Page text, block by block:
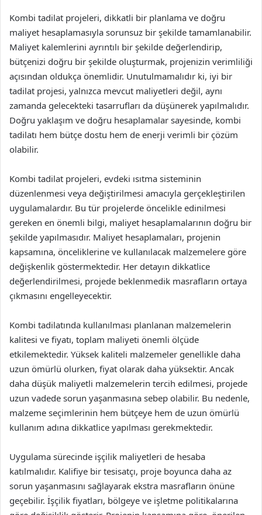
Kombi tadilat projeleri, dikkatli bir planlama ve doğru
maliyet hesaplamasıyla sorunsuz bir şekilde tamamlanabilir.
Maliyet kalemlerini ayrıntılı bir şekilde değerlendirip,
bütçenizi doğru bir şekilde oluşturmak, projenizin verimliliği
açısından oldukça önemlidir. Unutulmamalıdır ki, iyi bir
tadilat projesi, yalnızca mevcut maliyetleri değil, aynı
zamanda gelecekteki tasarrufları da düşünerek yapılmalıdır.
Doğru yaklaşım ve doğru hesaplamalar sayesinde, kombi
tadilatı hem bütçe dostu hem de enerji verimli bir çözüm
olabilir.
Kombi tadilat projeleri, evdeki ısıtma sisteminin
düzenlenmesi veya değiştirilmesi amacıyla gerçekleştirilen
uygulamalardır. Bu tür projelerde öncelikle edinilmesi
gereken en önemli bilgi, maliyet hesaplamalarının doğru bir
şekilde yapılmasıdır. Maliyet hesaplamaları, projenin
kapsamına, önceliklerine ve kullanılacak malzemelere göre
değişkenlik göstermektedir. Her detayın dikkatlice
değerlendirilmesi, projede beklenmedik masrafların ortaya
çıkmasını engelleyecektir.
Kombi tadilatında kullanılması planlanan malzemelerin
kalitesi ve fiyatı, toplam maliyeti önemli ölçüde
etkilemektedir. Yüksek kaliteli malzemeler genellikle daha
uzun ömürlü olurken, fiyat olarak daha yüksektir. Ancak
daha düşük maliyetli malzemelerin tercih edilmesi, projede
uzun vadede sorun yaşanmasına sebep olabilir. Bu nedenle,
malzeme seçimlerinin hem bütçeye hem de uzun ömürlü
kullanım adına dikkatlice yapılması gerekmektedir.
Uygulama sürecinde işçilik maliyetleri de hesaba
katılmalıdır. Kalifiye bir tesisatçı, proje boyunca daha az
sorun yaşanmasını sağlayarak ekstra masrafların önüne
geçebilir. İşçilik fiyatları, bölgeye ve işletme politikalarına